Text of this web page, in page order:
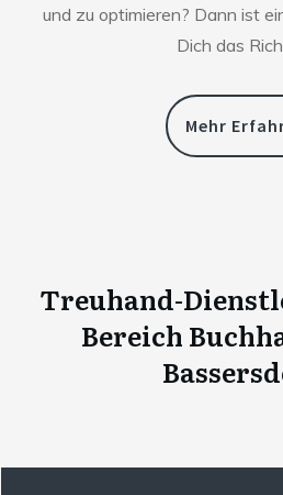
und zu optimieren? Dann ist
Dich das
Mehr
Treuhand-
Bereich